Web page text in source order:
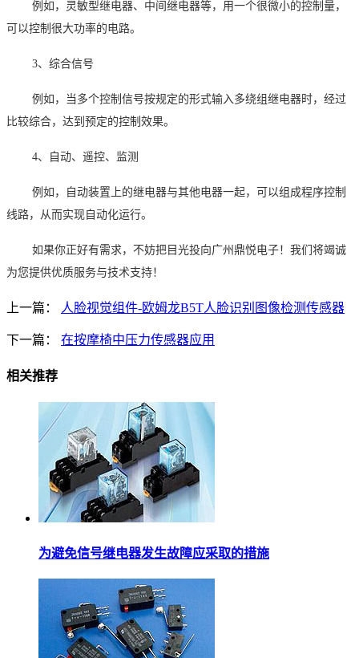
例如，灵敏型继电器、中间继电器等，用一个很微小的控制量，
可以控制很大功率的电路。
3、综合信号
例如，当多个控制信号按规定的形式输入多绕组继电器时，经过
比较综合，达到预定的控制效果。
4、自动、遥控、监测
例如，自动装置上的继电器与其他电器一起，可以组成程序控制
线路，从而实现自动化运行。
如果你正好有需求，不妨把目光投向广州鼎悦电子！我们将竭诚
为您提供优质服务与技术支持！
上一篇： 人脸视觉组件-欧姆龙B5T人脸识别图像检测传感器
下一篇： 在按摩椅中压力传感器应用
相关推荐
为避免信号继电器发生故障应采取的措施